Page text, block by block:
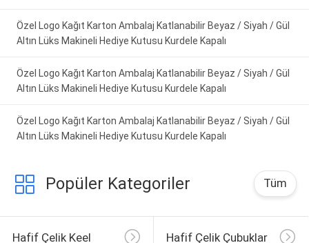
Özel Logo Kağıt Karton Ambalaj Katlanabilir Beyaz / Siyah / Gül
Altın Lüks Makineli Hediye Kutusu Kurdele Kapalı
Özel Logo Kağıt Karton Ambalaj Katlanabilir Beyaz / Siyah / Gül
Altın Lüks Makineli Hediye Kutusu Kurdele Kapalı
Özel Logo Kağıt Karton Ambalaj Katlanabilir Beyaz / Siyah / Gül
Altın Lüks Makineli Hediye Kutusu Kurdele Kapalı
Popüler Kategoriler Tüm
Hafif Çelik Keel Hafif Çelik Çubuklar